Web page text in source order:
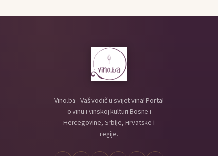
Vino.ba - Vaš vodič u svijet vina! Portal
o vinu i vinskoj kulturi Bosne i
Hercegovine, Srbije, Hrvatske i
regije.